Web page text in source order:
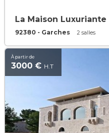
La Maison Luxuriante
92380 - Garches 2 salles
À partir de
3000 € H.T